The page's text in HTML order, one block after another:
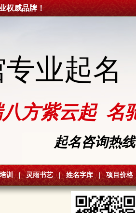
权威品牌！
业起名
方紫云起 名
起名咨询热
训 | 灵雨书艺 | 姓名字库 | 项目价格